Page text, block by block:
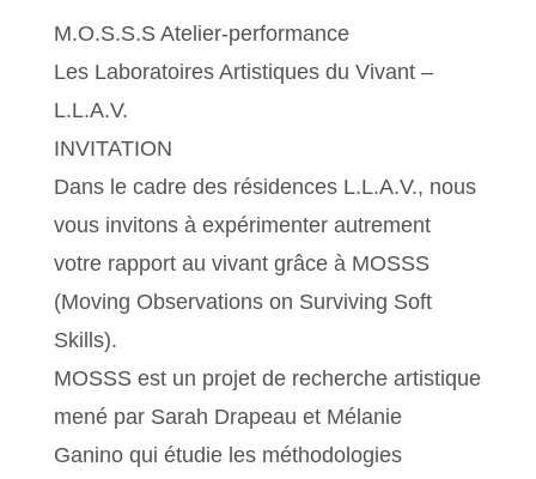
M.O.S.S.S Atelier-performance
Les Laboratoires Artistiques du Vivant –
L.L.A.V.
INVITATION
Dans le cadre des résidences L.L.A.V., nous
vous invitons à expérimenter autrement
votre rapport au vivant grâce à MOSSS
(Moving Observations on Surviving Soft
Skills).
MOSSS est un projet de recherche artistique
mené par Sarah Drapeau et Mélanie
Ganino qui étudie les méthodologies